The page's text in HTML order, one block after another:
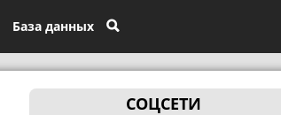
База данных
СОЦСЕТИ